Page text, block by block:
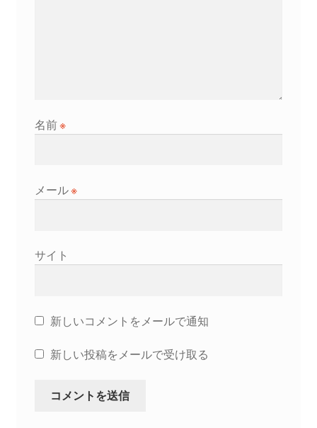
名前※
メール※
サイト
新しいコメントをメールで通知
新しい投稿をメールで受け取る